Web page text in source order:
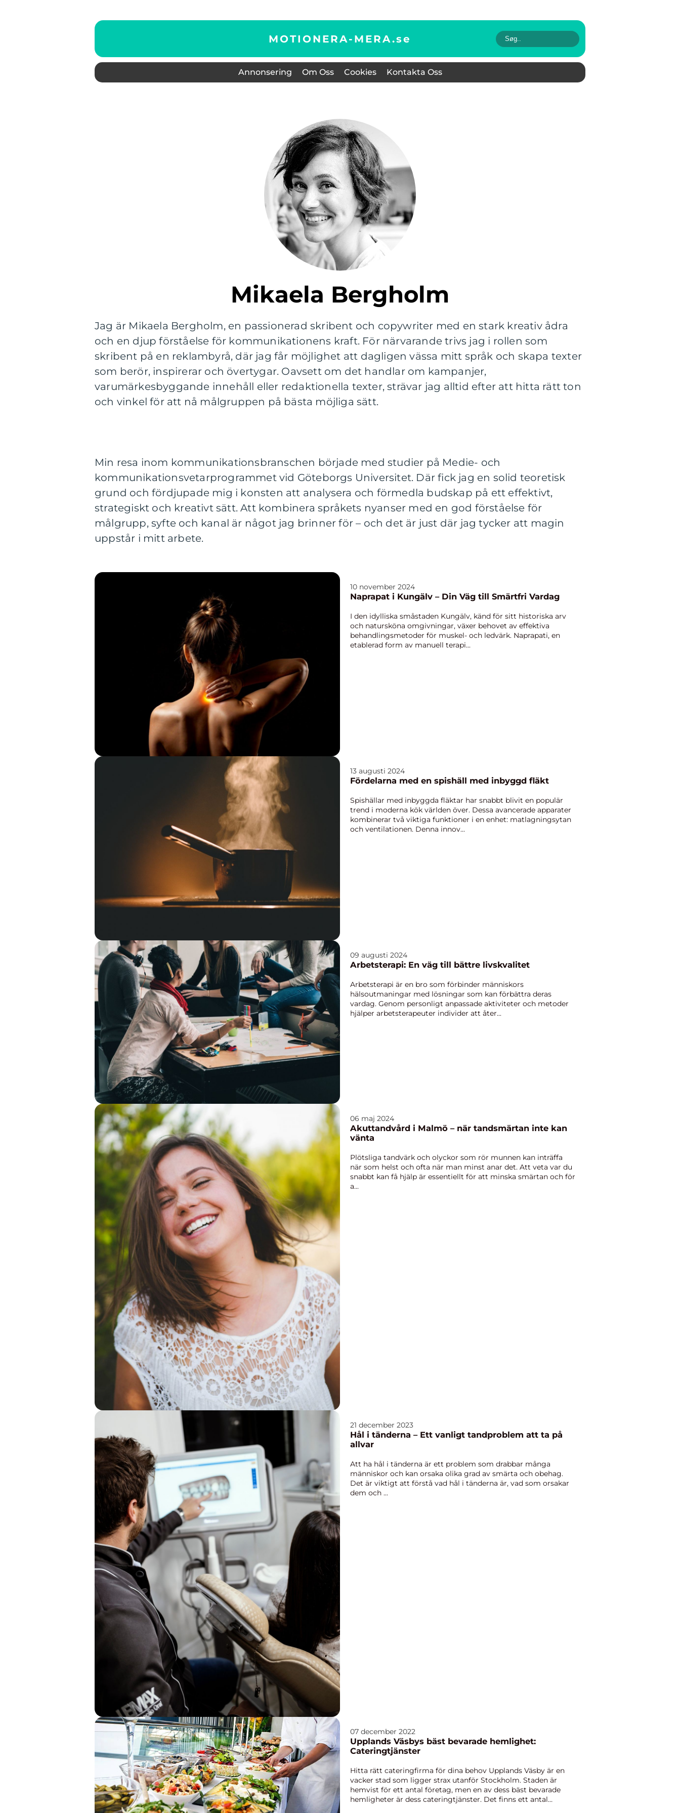
MOTIONERA-MERA.se
Annonsering Om Oss Cookies Kontakta Oss
Mikaela Bergholm
Jag är Mikaela Bergholm, en passionerad skribent och copywriter med en stark kreativ ådra
och en djup förståelse för kommunikationens kraft. För närvarande trivs jag i rollen som
skribent på en reklambyrå, där jag får möjlighet att dagligen vässa mitt språk och skapa texter
som berör, inspirerar och övertygar. Oavsett om det handlar om kampanjer,
varumärkesbyggande innehåll eller redaktionella texter, strävar jag alltid efter att hitta rätt ton
och vinkel för att nå målgruppen på bästa möjliga sätt.
Min resa inom kommunikationsbranschen började med studier på Medie- och
kommunikationsvetarprogrammet vid Göteborgs Universitet. Där fick jag en solid teoretisk
grund och fördjupade mig i konsten att analysera och förmedla budskap på ett effektivt,
strategiskt och kreativt sätt. Att kombinera språkets nyanser med en god förståelse för
målgrupp, syfte och kanal är något jag brinner för – och det är just där jag tycker att magin
uppstår i mitt arbete.
10 november 2024
Naprapat i Kungälv – Din Väg till Smärtfri Vardag
I den idylliska småstaden Kungälv, känd för sitt historiska arv
och natursköna omgivningar, växer behovet av effektiva
behandlingsmetoder för muskel- och ledvärk. Naprapati, en
etablerad form av manuell terapi...
13 augusti 2024
Fördelarna med en spishäll med inbyggd fläkt
Spishällar med inbyggda fläktar har snabbt blivit en populär
trend i moderna kök världen över. Dessa avancerade apparater
kombinerar två viktiga funktioner i en enhet: matlagningsytan
och ventilationen. Denna innov...
09 augusti 2024
Arbetsterapi: En väg till bättre livskvalitet
Arbetsterapi är en bro som förbinder människors
hälsoutmaningar med lösningar som kan förbättra deras
vardag. Genom personligt anpassade aktiviteter och metoder
hjälper arbetsterapeuter individer att åter...
06 maj 2024
Akuttandvård i Malmö – när tandsmärtan inte kan
vänta
Plötsliga tandvärk och olyckor som rör munnen kan inträffa
när som helst och ofta när man minst anar det. Att veta var du
snabbt kan få hjälp är essentiellt för att minska smärtan och för
a...
21 december 2023
Hål i tänderna – Ett vanligt tandproblem att ta på
allvar
Att ha hål i tänderna är ett problem som drabbar många
människor och kan orsaka olika grad av smärta och obehag.
Det är viktigt att förstå vad hål i tänderna är, vad som orsakar
dem och ...
07 december 2022
Upplands Väsbys bäst bevarade hemlighet:
Cateringtjänster
Hitta rätt cateringfirma för dina behov Upplands Väsby är en
vacker stad som ligger strax utanför Stockholm. Staden är
hemvist för ett antal företag, men en av dess bäst bevarade
hemligheter är dess cateringtjänster. Det finns ett antal